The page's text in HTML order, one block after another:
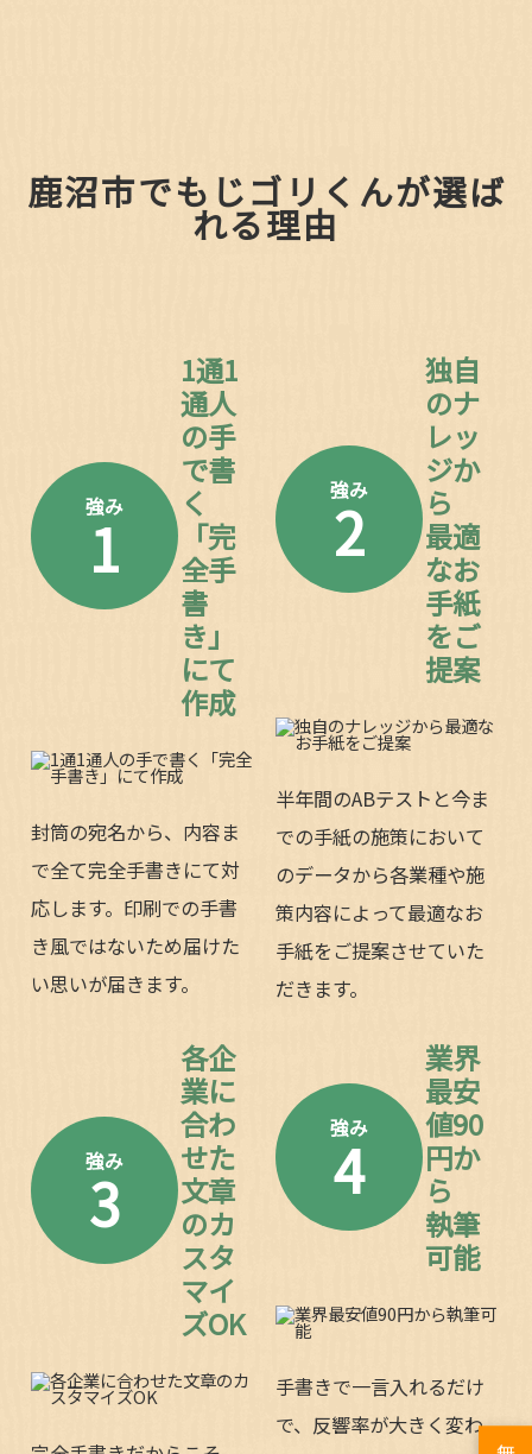
鹿沼市でもじゴリくんが選ば
れる理由
強み
1
1通1
通人
の手
で書
く
「完
全手
書
き」
にて
作成
封筒の宛名から、内容ま
で全て完全手書きにて対
応します。印刷での手書
き風ではないため届けた
い思いが届きます。
強み
2
独自
のナ
レッ
ジか
ら
最適
なお
手紙
をご
提案
半年間のABテストと今ま
での手紙の施策において
のデータから各業種や施
策内容によって最適なお
手紙をご提案させていた
だきます。
強み
3
各企
業に
合わ
せた
文章
のカ
スタ
マイ
ズOK
強み
4
業界
最安
値90
円か
ら
執筆
可能
手書きで一言入れるだけ
で、反響率が大きく変わ